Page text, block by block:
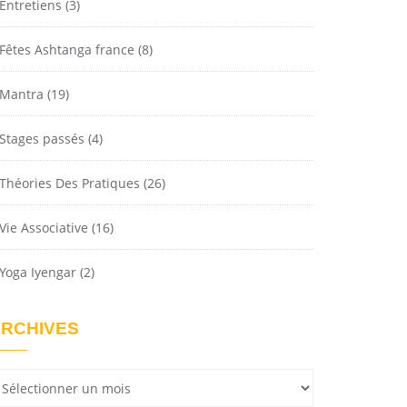
Entretiens (3)
Fêtes Ashtanga france (8)
Mantra (19)
Stages passés (4)
Théories Des Pratiques (26)
Vie Associative (16)
Yoga Iyengar (2)